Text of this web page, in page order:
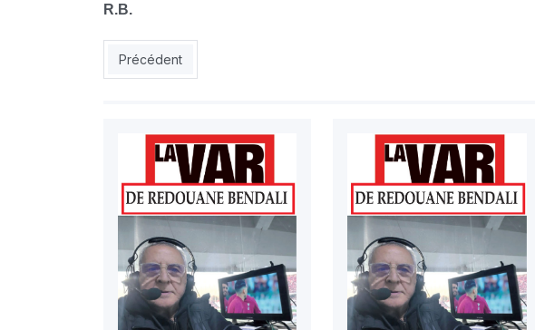
R.B.
Article précédent : UN CONTREVENANT AVERTI EN VAUDRA DEUX
Précédent